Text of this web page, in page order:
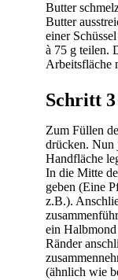
Butter
Butter
einer
à 75 g teilen.
Arbeitsfläche
Schritt 3
Zum Füllen
drücken. Nun
Handfläche
In die Mitte
geben (Eine
z.B.).
ein Halbmond
Ränder
(ähnlich wie